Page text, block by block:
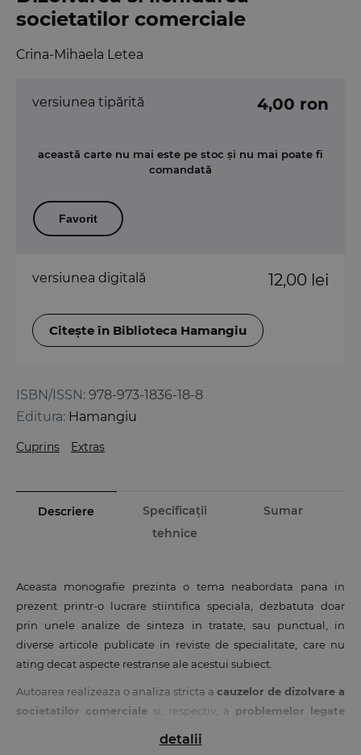
societatilor comerciale
Crina-Mihaela Letea
ISBN/ISSN: 978-973-1836-18-8
Editura: Hamangiu
Cuprins Extras
versiunea tipărită 4,00 ron
această carte nu mai este pe stoc și nu mai poate fi
comandată
Favorit
versiunea digitală 12,00 lei
Citește în Biblioteca Hamangiu
Descriere
Specificații
tehnice
Sumar
Aceasta monografie prezinta o tema neabordata pana in
prezent printr-o lucrare stiintifica speciala, dezbatuta doar
prin unele analize de sinteza in tratate, sau punctual, in
diverse articole publicate in reviste de specialitate, care nu
ating decat aspecte restranse ale acestui subiect.
Autoarea realizeaza o analiza stricta a cauzelor de dizolvare a
societatilor comerciale si, respectiv, a problemelor legate
, precum dreptul procesual civil.
detalii